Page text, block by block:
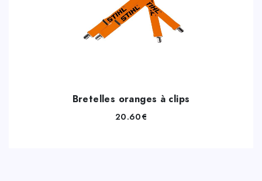
Bretelles oranges à clips
20.60€